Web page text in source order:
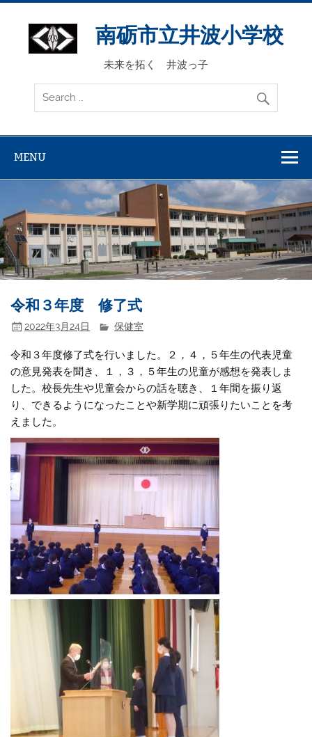
Skip
content
南砺市立井波小学校
未来を拓く 井波っ子
MENU
令和３年度 修了式
2022年3月24日 保健室
令和３年度修了式を行いました。２，４，５年生の代表児童
の意見発表を聞き、１，３，５年生の児童が感想を発表しま
した。校長先生や児童会からの話を聴き、１年間を振り返
り、できるようになったことや新学期に頑張りたいことを考
えました。